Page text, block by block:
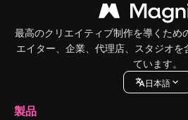
最高のクリエイティブ制作を導くため
エイター、企業、代理店、スタジオ
ています。
日本語
製品